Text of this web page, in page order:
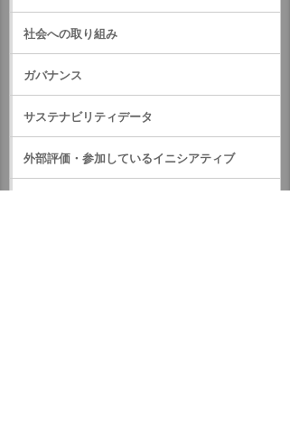
社会への取り組み
ガバナンス
サステナビリティデータ
外部評価・参加しているイニシアティブ